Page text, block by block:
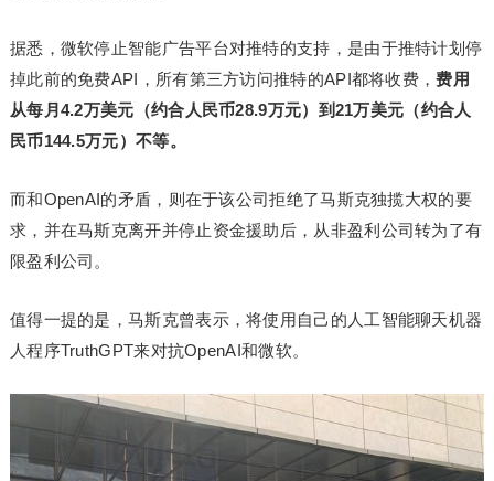
据悉，微软停止智能广告平台对推特的支持，是由于推特计划停
掉此前的免费API，所有第三方访问推特的API都将收费，费用
从每月4.2万美元（约合人民币28.9万元）到21万美元（约合人
民币144.5万元）不等。
而和OpenAI的矛盾，则在于该公司拒绝了马斯克独揽大权的要
求，并在马斯克离开并停止资金援助后，从非盈利公司转为了有
限盈利公司。
值得一提的是，马斯克曾表示，将使用自己的人工智能聊天机器
人程序TruthGPT来对抗OpenAI和微软。